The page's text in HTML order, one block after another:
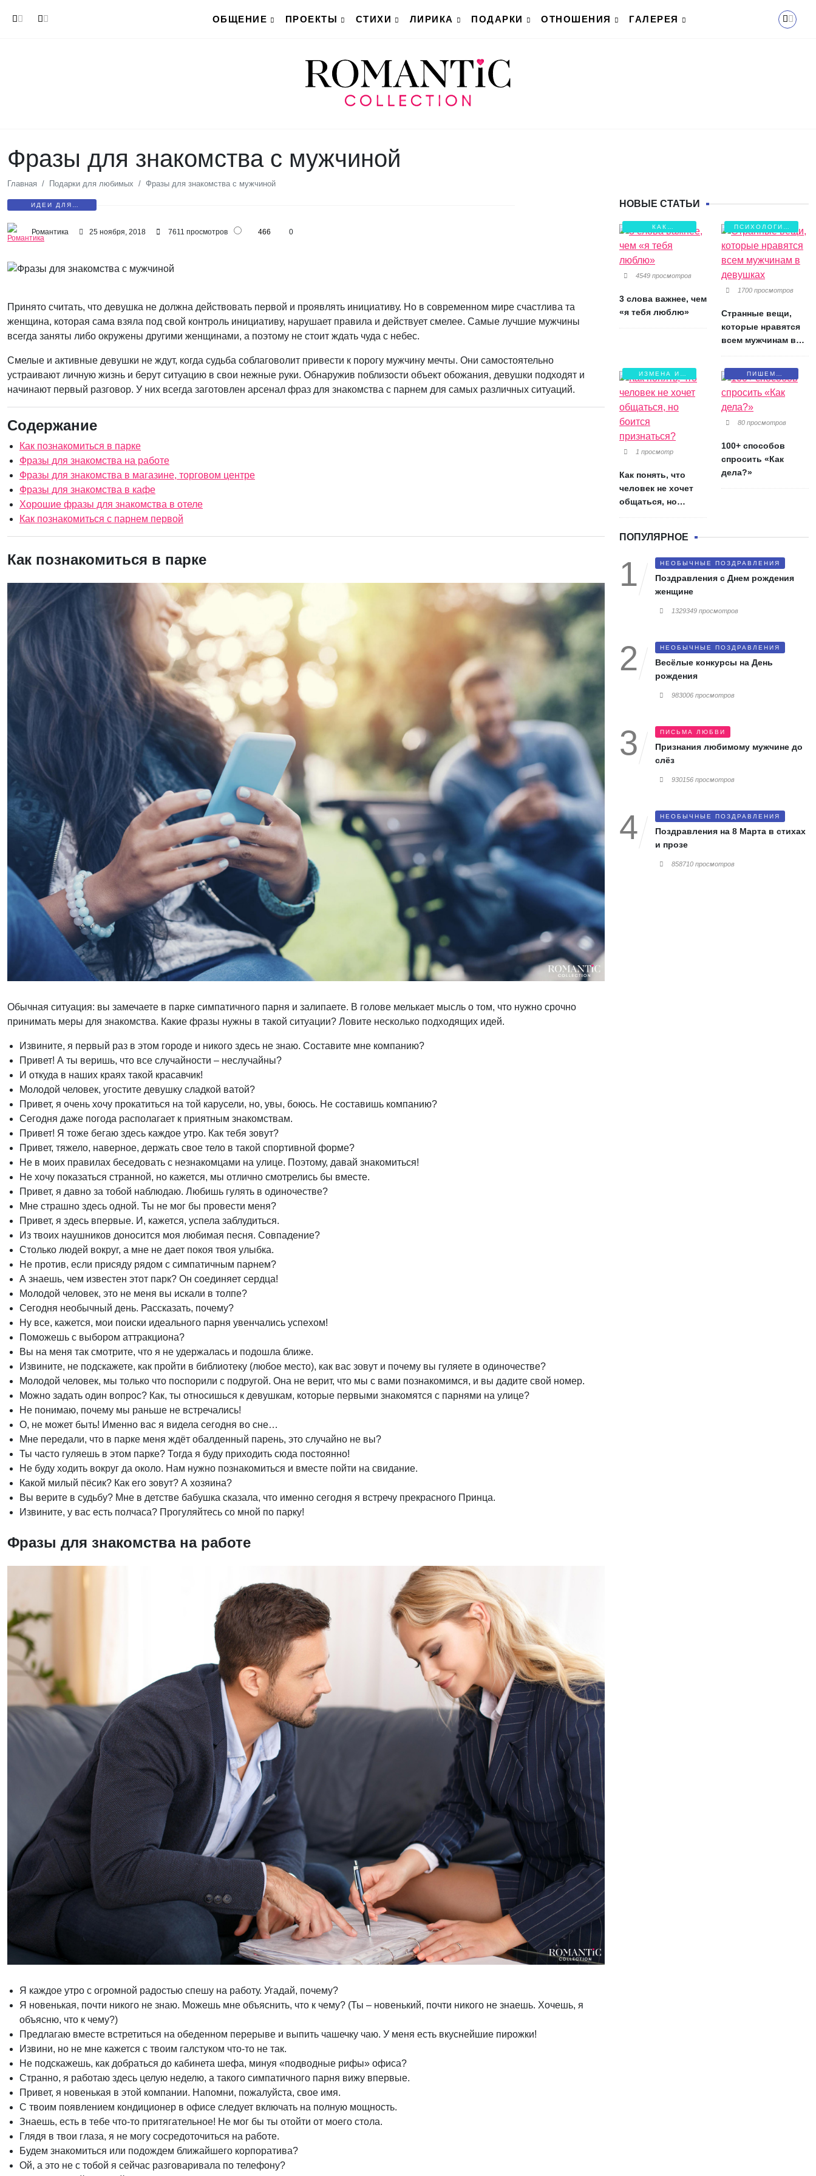
ОБЩЕНИЕ
ПРОЕКТЫ СТИХИ ЛИРИКА ПОДАРКИ ОТНОШЕНИЯ ГАЛЕРЕЯ
Фразы для знакомства с мужчиной
Главная Подарки для любимых Фразы для знакомства с мужчиной
ИДЕИ ДЛЯ
Романтика 25 ноября, 2018 7611 просмотров 466 0
Принято считать, что девушка не должна действовать первой и проявлять инициативу. Но в современном мире счастлива та
женщина, которая сама взяла под свой контроль инициативу, нарушает правила и действует смелее. Самые лучшие мужчины
всегда заняты либо окружены другими женщинами, а поэтому не стоит ждать чуда с небес.
Смелые и активные девушки не ждут, когда судьба соблаговолит привести к порогу мужчину мечты. Они самостоятельно
устраивают личную жизнь и берут ситуацию в свои нежные руки. Обнаружив поблизости объект обожания, девушки подходят и
начинают первый разговор. У них всегда заготовлен арсенал фраз для знакомства с парнем для самых различных ситуаций.
Содержание
Как познакомиться в парке
Фразы для знакомства на работе
Фразы для знакомства в магазине, торговом центре
Фразы для знакомства в кафе
Хорошие фразы для знакомства в отеле
Как познакомиться с парнем первой
Как познакомиться в парке
Обычная ситуация: вы замечаете в парке симпатичного парня и залипаете. В голове мелькает мысль о том, что нужно срочно
принимать меры для знакомства. Какие фразы нужны в такой ситуации? Ловите несколько подходящих идей.
Извините, я первый раз в этом городе и никого здесь не знаю. Составите мне компанию?
Привет! А ты веришь, что все случайности – неслучайны?
И откуда в наших краях такой красавчик!
Молодой человек, угостите девушку сладкой ватой?
Привет, я очень хочу прокатиться на той карусели, но, увы, боюсь. Не составишь компанию?
Сегодня даже погода располагает к приятным знакомствам.
Привет! Я тоже бегаю здесь каждое утро. Как тебя зовут?
Привет, тяжело, наверное, держать свое тело в такой спортивной форме?
Не в моих правилах беседовать с незнакомцами на улице. Поэтому, давай знакомиться!
Не хочу показаться странной, но кажется, мы отлично смотрелись бы вместе.
Привет, я давно за тобой наблюдаю. Любишь гулять в одиночестве?
Мне страшно здесь одной. Ты не мог бы провести меня?
Привет, я здесь впервые. И, кажется, успела заблудиться.
Из твоих наушников доносится моя любимая песня. Совпадение?
Столько людей вокруг, а мне не дает покоя твоя улыбка.
Не против, если присяду рядом с симпатичным парнем?
А знаешь, чем известен этот парк? Он соединяет сердца!
Молодой человек, это не меня вы искали в толпе?
Сегодня необычный день. Рассказать, почему?
Ну все, кажется, мои поиски идеального парня увенчались успехом!
Поможешь с выбором аттракциона?
Вы на меня так смотрите, что я не удержалась и подошла ближе.
Извините, не подскажете, как пройти в библиотеку (любое место), как вас зовут и почему вы гуляете в одиночестве?
Молодой человек, мы только что поспорили с подругой. Она не верит, что мы с вами познакомимся, и вы дадите свой номер.
Можно задать один вопрос? Как, ты относишься к девушкам, которые первыми знакомятся с парнями на улице?
Не понимаю, почему мы раньше не встречались!
О, не может быть! Именно вас я видела сегодня во сне…
Мне передали, что в парке меня ждёт обалденный парень, это случайно не вы?
Ты часто гуляешь в этом парке? Тогда я буду приходить сюда постоянно!
Не буду ходить вокруг да около. Нам нужно познакомиться и вместе пойти на свидание.
Какой милый пёсик? Как его зовут? А хозяина?
Вы верите в судьбу? Мне в детстве бабушка сказала, что именно сегодня я встречу прекрасного Принца.
Извините, у вас есть полчаса? Прогуляйтесь со мной по парку!
Фразы для знакомства на работе
Я каждое утро с огромной радостью спешу на работу. Угадай, почему?
Я новенькая, почти никого не знаю. Можешь мне объяснить, что к чему? (Ты – новенький, почти никого не знаешь. Хочешь, я
объясню, что к чему?)
Предлагаю вместе встретиться на обеденном перерыве и выпить чашечку чаю. У меня есть вкуснейшие пирожки!
Извини, но не мне кажется с твоим галстуком что-то не так.
Не подскажешь, как добраться до кабинета шефа, минуя «подводные рифы» офиса?
Странно, я работаю здесь целую неделю, а такого симпатичного парня вижу впервые.
Привет, я новенькая в этой компании. Напомни, пожалуйста, свое имя.
С твоим появлением кондиционер в офисе следует включать на полную мощность.
Знаешь, есть в тебе что-то притягательное! Не мог бы ты отойти от моего стола.
Глядя в твои глаза, я не могу сосредоточиться на работе.
Будем знакомиться или подождем ближайшего корпоратива?
Ой, а это не с тобой я сейчас разговаривала по телефону?
НОВЫЕ СТАТЬИ
КАК
СОХРАНИТЬ
ЛЮБОВЬ?
4549 просмотров
3 слова важнее, чем
«я тебя люблю»
ПСИХОЛОГИЯ
ЛЮБВИ
1700 просмотров
Странные вещи,
которые нравятся
всем мужчинам в
ИЗМЕНА И
БОЛЬ
1 просмотр
Как понять, что
человек не хочет
общаться, но
ПИШЕМ
ПИСЬМА
80 просмотров
100+ способов
спросить «Как
дела?»
ПОПУЛЯРНОЕ
НЕОБЫЧНЫЕ ПОЗДРАВЛЕНИЯ
Поздравления с Днем рождения
женщине
1329349 просмотров
НЕОБЫЧНЫЕ ПОЗДРАВЛЕНИЯ
Весёлые конкурсы на День
рождения
983006 просмотров
ПИСЬМА ЛЮБВИ
Признания любимому мужчине до
слёз
930156 просмотров
НЕОБЫЧНЫЕ ПОЗДРАВЛЕНИЯ
Поздравления на 8 Марта в стихах
и прозе
858710 просмотров